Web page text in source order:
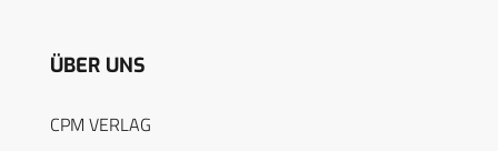
ÜBER UNS
CPM VERLAG